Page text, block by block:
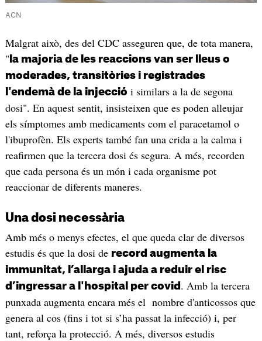
ACN
Malgrat això, des del CDC asseguren que, de tota manera,
" la majoria de les reaccions van ser lleus o
moderades, transitòries i registrades
l'endemà de la injecció i similars a la de segona
dosi". En aquest sentit, insisteixen que es poden alleujar
els símptomes amb medicaments com el paracetamol o
l'ibuprofèn. Els experts també fan una crida a la calma i
reafirmen que la tercera dosi és segura. A més, recorden
que cada persona és un món i cada organisme pot
reaccionar de diferents maneres.
Una dosi necessària
Amb més o menys efectes, el que queda clar de diversos
estudis és que la dosi de record augmenta la
immunitat, l’allarga i ajuda a reduir el risc
d’ingressar a l'hospital per covid . Amb la tercera
punxada augmenta encara més el nombre d'anticossos que
genera al cos (fins i tot si s’ha passat la infecció) i, per
tant, reforça la protecció. A més, diversos estudis